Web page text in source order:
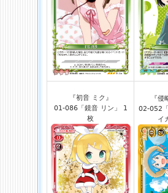
『初音 ミク』
01-086「鏡音 リン」 1
枚
『
02-052
イ